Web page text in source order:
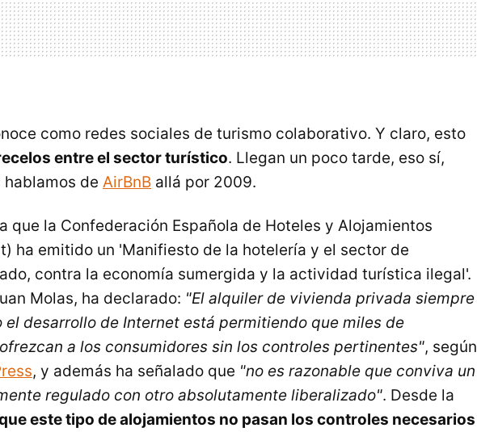
como redes sociales de turismo colaborativo. Y claro, esto
entre el sector turístico. Llegan un poco tarde, eso sí,
de AirBnB allá por 2009.
que la Confederación Española de Hoteles y Alojamientos
ha emitido un 'Manifiesto de la hotelería y el sector de
contra la economía sumergida y la actividad turística ilegal'.
Molas, ha declarado: "El alquiler de vivienda privada siempre
el desarrollo de Internet está permitiendo que miles de
a los consumidores sin los controles pertinentes", según
, y además ha señalado que "no es razonable que conviva un
regulado con otro absolutamente liberalizado". Desde la
este tipo de alojamientos no pasan los controles necesarios